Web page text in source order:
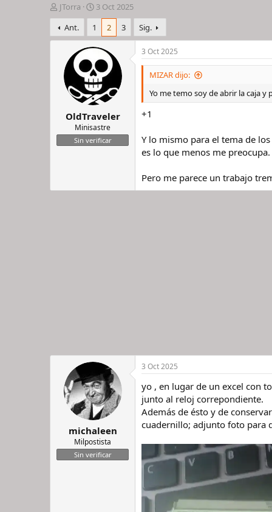
I
n
i
c
h
i
JTorra
F
e
h
a
d
e
i
n
i
c
i
o
3 Oct 2025
Ant.
1 2 3 Sig.
OldTraveler
Minisastre
Sin verificar
3 Oct 2025
MIZAR dijo:
Yo me temo soy de abrir la caja
+1
Y lo mismo para el tema de
es lo que menos me preocupa.
Pero me parece un trabajo
michaleen
Milpostista
Sin verificar
3 Oct 2025
yo , en lugar de un excel con
junto al reloj correpondiente.
Además de ésto y de
cuadernillo; adjunto foto para